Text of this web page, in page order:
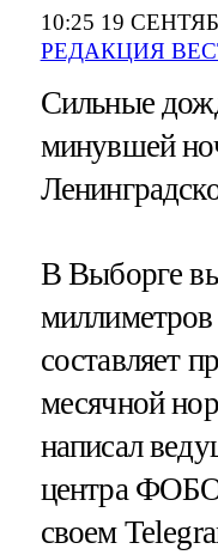
10:25 19
РЕДАКЦИЯ
Сильные
минувшей
В Выборге
составляет
месячной
написал
центра
своем